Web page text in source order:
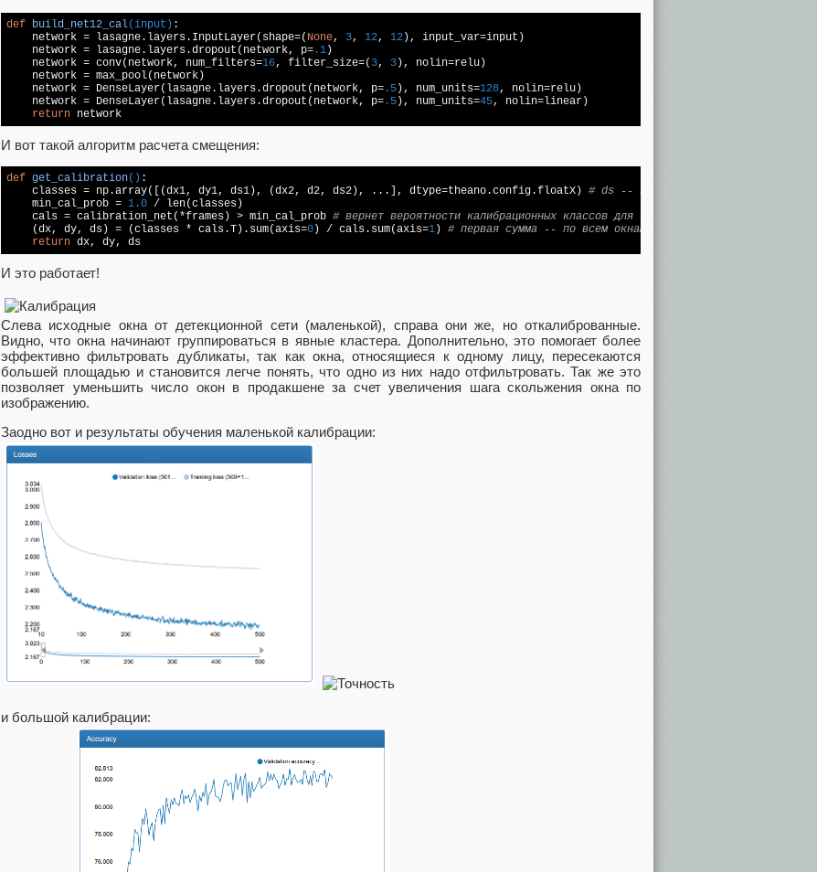
def build_net12_cal(input) :
network = lasagne.layers.InputLayer(shape=( None, 3, 12, 12), input_var=input)
    network = lasagne.layers.dropout(network, p=
.1)
    network = conv(network, num_filters=
16, filter_size=( 3, 3), nolin=relu)
    network = max_pool(network)
    network = DenseLayer(lasagne.layers.dropout(network, p=
.5), num_units=128, nolin=relu)
    network = DenseLayer(lasagne.layers.dropout(network, p=
.5), num_units=45, nolin=linear)
return network
И вот такой алгоритм расчета смещения:
def get_calibration() :
classes = np.array([(dx1, dy1, ds1), (dx2, d2, ds2), ...], dtype=theano.config.floatX) # ds -- это изменение scale
    min_cal_prob =
1.0 / len(classes)
    cals = calibration_net(*frames) > min_cal_prob
# вернет вероятности калибрационных классов для каждого окна, обрезанные по
    (dx, dy, ds) = (classes * cals.T).sum(axis=
0) / cals.sum(axis=1) # первая сумма -- по всем окнам, вторая сумма -- по
return dx, dy, ds
И это работает!
Слева исходные окна от детекционной сети (маленькой), справа они же, но откалиброванные.
Видно, что окна начинают группироваться в явные кластера. Дополнительно, это помогает более
эффективно фильтровать дубликаты, так как окна, относящиеся к одному лицу, пересекаются
большей площадью и становится легче понять, что одно из них надо отфильтровать. Так же это
позволяет уменьшить число окон в продакшене за счет увеличения шага скольжения окна по
изображению.
Заодно вот и результаты обучения маленькой калибрации:
и большой калибрации: